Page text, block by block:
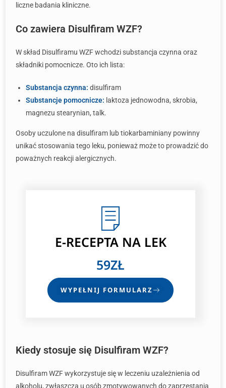
liczne badania kliniczne.
Co zawiera Disulfiram WZF?
W skład Disulfiramu WZF wchodzi substancja czynna oraz
składniki pomocnicze. Oto ich lista:
Substancja czynna: disulfiram
Substancje pomocnicze: laktoza jednowodna, skrobia,
magnezu stearynian, talk.
Osoby uczulone na disulfiram lub tiokarbaminiany powinny
unikać stosowania tego leku, ponieważ może to prowadzić do
poważnych reakcji alergicznych.
E-RECEPTANA LEK
59ZŁ
WYPEŁNIJ FORMULARZ
Kiedy stosuje się Disulfiram WZF?
Disulfiram WZF wykorzystuje się w leczeniu uzależnienia od
alkoholu, zwłaszcza u osób zmotywowanych do zaprzestania